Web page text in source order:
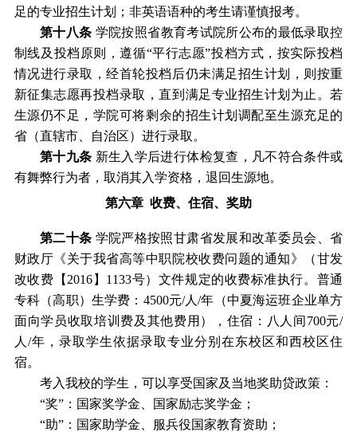
足的专业招生计划
； 非英语语种的考生请谨慎报考。
第十八条 学院按照省教育考试院所公布的最低录取控
制线及投档原则，遵循“平行志愿”投档方式，按实际投档
情况进行录取，经首轮投档后仍未满足招生计划，则按重
新征集志愿再投档录取，直到满足专业招生计划为止。若
生源仍不足， 学院可将剩余的招生计划调配至生源充足的
省（直辖市、自治区）进行录取。
第十九条 新生入学后进行体检复查，凡不符合条件或
有舞弊行为者，取消其入学资格，退回生源地。
第六章 收费、 住宿、 奖助
第二十条 学院严格按照甘肃省发展和改革委员会、省
财政厅《关于我省高等中职院校收费问题的通知》（甘发
改收费【 2016】1133号）文件规定的收费标准执行。普通
专科（高职）生学费 ： 4500元/人/年 （中夏海运班企业单方
面向学员收取培训费及其他费用 ） ，住宿 ： 八人间 700元/
人/年，录取学生依据录取专业分别在东校区和西校区住
宿。
考入我校的学生，可以享受国家及当地奖助贷政策：
“奖”：国家奖学金、国家励志奖学金；
“助”：国家助学金、服兵役国家教育资助；